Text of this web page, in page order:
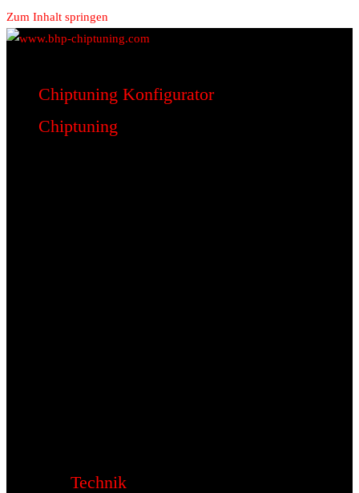
Zum Inhalt springen
www.bhp-chiptuning.com
BHP Motorsport
Chiptuning Konfigurator
Chiptuning
Technik